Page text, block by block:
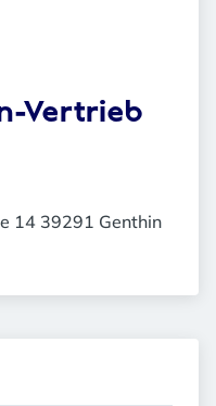
Vertrieb
14 39291 Genthin